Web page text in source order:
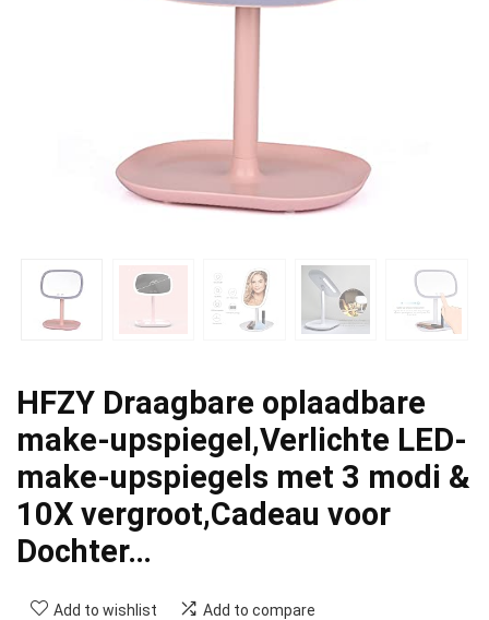
HFZY Draagbare oplaadbare
make-upspiegel,Verlichte LED-
make-upspiegels met 3 modi &
10X vergroot,Cadeau voor
Dochter…
Add to wishlist Add to compare